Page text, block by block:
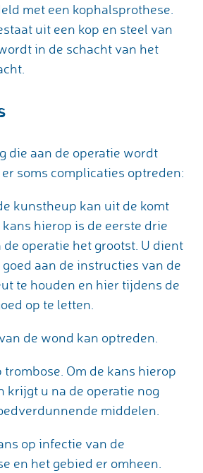
met een kophalsprothese.
uit een kop en steel van
in de schacht van het
die aan de operatie wordt
soms complicaties optreden:
kunstheup kan uit de komt
hierop is de eerste drie
de operatie het grootst. U dient
aan de instructies van de
te houden en hier tijdens de
op te letten.
de wond kan optreden.
trombose. Om de kans hierop
krijgt u na de operatie nog
middelen.
op infectie van de
en het gebied er omheen.